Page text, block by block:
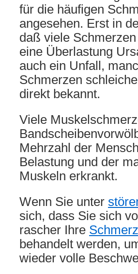
für die häufigen
angesehen. Erst in
daß viele
eine Überlastung
auch ein Unfall,
Schmerzen
direkt bekannt.
Viele
Mehrzahl der
Belastung und der
Muskeln erkrankt.
Wenn Sie unter
sich, dass Sie sich
rascher Ihre
behandelt werden,
wieder volle